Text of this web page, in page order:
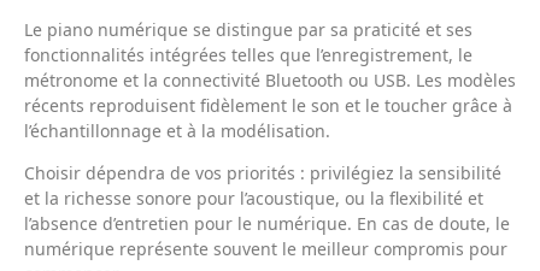
Le piano numérique se distingue par sa praticité et ses
fonctionnalités intégrées telles que l’enregistrement, le
métronome et la connectivité Bluetooth ou USB. Les modèles
récents reproduisent fidèlement le son et le toucher grâce à
l’échantillonnage et à la modélisation.
Choisir dépendra de vos priorités : privilégiez la sensibilité
et la richesse sonore pour l’acoustique, ou la flexibilité et
l’absence d’entretien pour le numérique. En cas de doute, le
numérique représente souvent le meilleur compromis pour